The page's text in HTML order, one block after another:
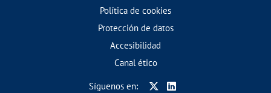
Política de cookies
Protección de datos
Accesibilidad
Canal ético
Síguenos en: